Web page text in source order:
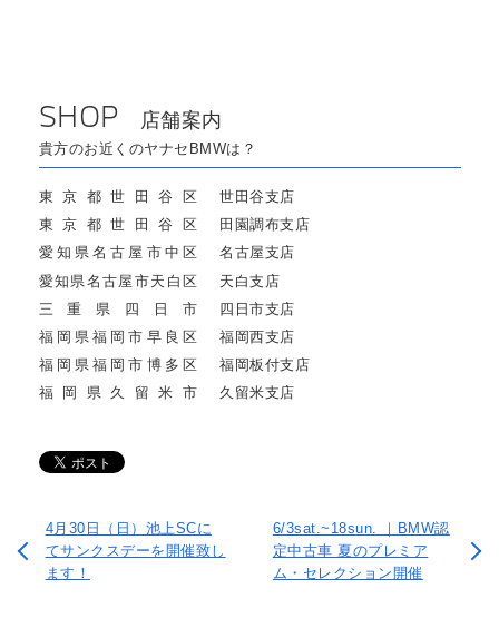
SHOP 店舗案内
貴方のお近くのヤナセBMWは？
東京都世田谷区
世田谷支店
東京都世田谷区
田園調布支店
愛知県名古屋市中区
名古屋支店
愛知県名古屋市天白区
天白支店
三重県四日市
四日市支店
福岡県福岡市早良区
福岡西支店
福岡県福岡市博多区
福岡板付支店
福岡県久留米市
久留米支店
4月30日（日）池上SCに
てサンクスデーを開催致し
ます！
6/3sat.~18sun. ｜BMW認
定中古車 夏のプレミア
ム・セレクション開催